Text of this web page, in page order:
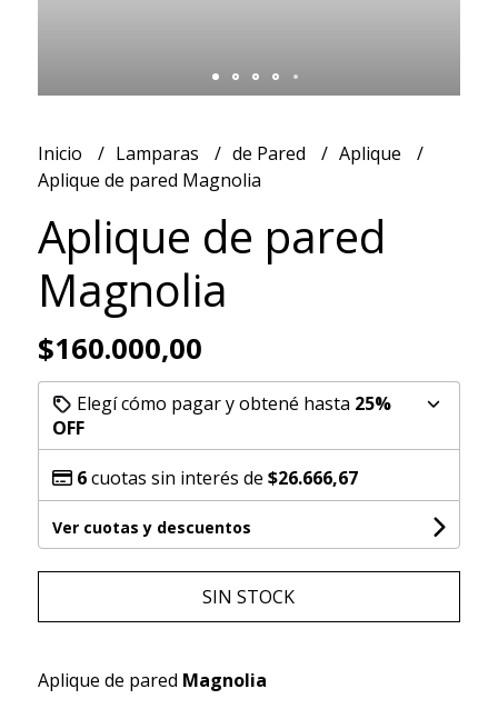
Inicio Lamparas de Pared
Aplique
Aplique de pared Magnolia
Aplique de pared
Magnolia
$160.000,00
Elegí cómo pagar y obtené hasta 25%
OFF
6cuotas sin interés de $26.666,67
Ver cuotas y descuentos
SIN STOCK
Aplique de pared Magnolia